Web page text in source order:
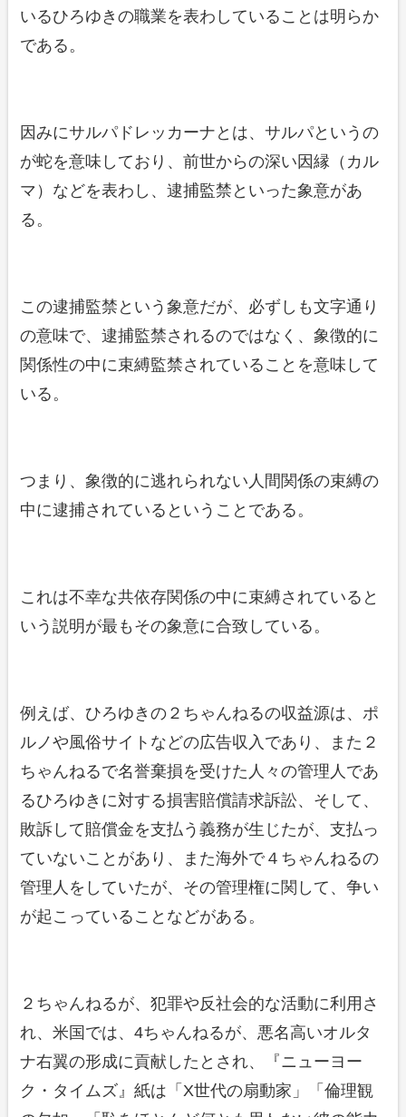
いるひろゆきの職業を表わしていることは明らか
である。
因みにサルパドレッカーナとは、サルパというの
が蛇を意味しており、前世からの深い因縁（カル
マ）などを表わし、逮捕監禁といった象意があ
る。
この逮捕監禁という象意だが、必ずしも文字通り
の意味で、逮捕監禁されるのではなく、象徴的に
関係性の中に束縛監禁されていることを意味して
いる。
つまり、象徴的に逃れられない人間関係の束縛の
中に逮捕されているということである。
これは不幸な共依存関係の中に束縛されていると
いう説明が最もその象意に合致している。
例えば、ひろゆきの２ちゃんねるの収益源は、ポ
ルノや風俗サイトなどの広告収入であり、また２
ちゃんねるで名誉棄損を受けた人々の管理人であ
るひろゆきに対する損害賠償請求訴訟、そして、
敗訴して賠償金を支払う義務が生じたが、支払っ
ていないことがあり、また海外で４ちゃんねるの
管理人をしていたが、その管理権に関して、争い
が起こっていることなどがある。
２ちゃんねるが、犯罪や反社会的な活動に利用さ
れ、米国では、4ちゃんねるが、悪名高いオルタ
ナ右翼の形成に貢献したとされ、『ニューヨー
ク・タイムズ』紙は「X世代の扇動家」「倫理観